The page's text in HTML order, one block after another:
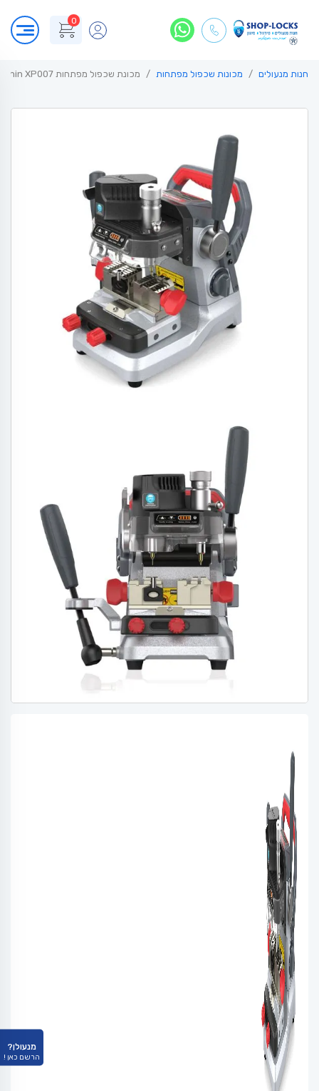
0
חנות מנעולים מכונות שכפול מפתחות מכונת שכפול מפתחות Xhorse Condor Dolphin XP007
מנעולן?
הרשם כאן !